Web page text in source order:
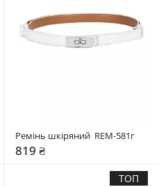
Ремінь шкіряний  REM-581r
819 ₴
ТОП